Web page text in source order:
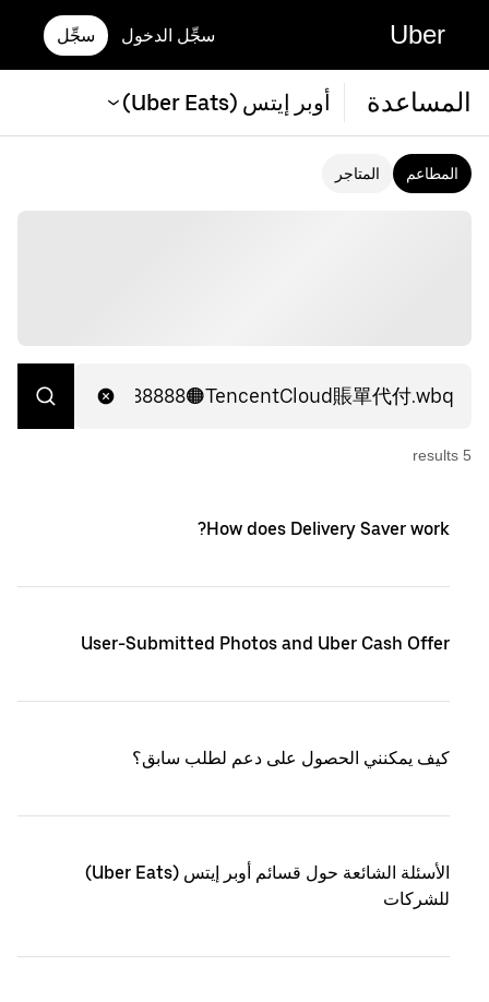
Uber سجِّل الدخول سجِّل
المساعدة أوبر إيتس (Uber Eats)
المطاعم المتاجر
5
s
How does Delivery Saver work?
User-Submitted Photos and Uber Cash Offer
كيف يمكنني الحصول على دعم لطلب سابق؟
الأسئلة الشائعة حول قسائم أوبر إيتس (Uber Eats)
للشركات